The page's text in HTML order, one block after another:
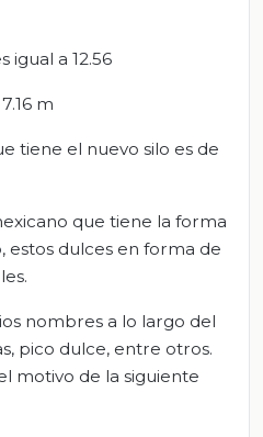
igual a 12.56
m
tiene el nuevo silo es de
que tiene la forma
estos dulces en forma de
nombres a lo largo del
pico dulce, entre otros.
motivo de la siguiente